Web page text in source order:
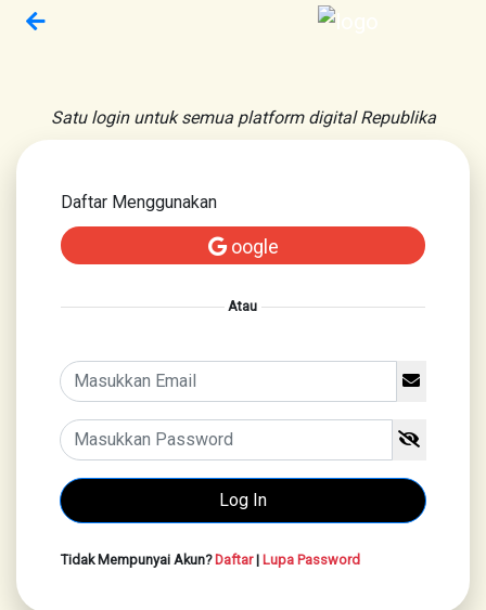
Satu login untuk semua platform digital Republika
Daftar Menggunakan
oogle
Atau
Tidak Mempunyai Akun?Daftar| Lupa Password